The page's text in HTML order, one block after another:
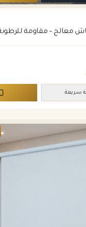
معالج – مقاومة
سريعة